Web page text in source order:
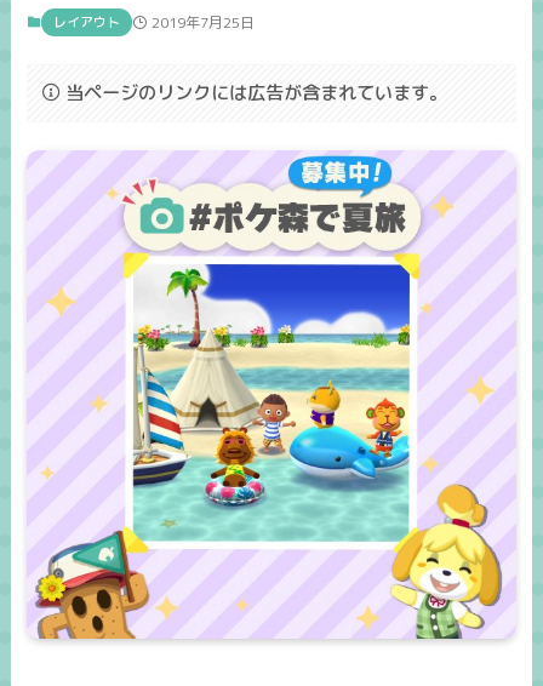
レイアウト 2019年7月25日
当ページのリンクには広告が含まれています。